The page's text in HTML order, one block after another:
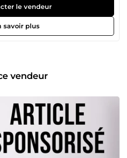
ComeUp. Mon objectif est
puissance SEO qu'il mérite,
fortunes. 🔥 Pourquoi faire
meilleur rapport qualité/prix de
Authority (DA). Je maîtrise les
la crédibilité de votre
Toutes mes méthodes de
conçues pour être naturelles et
&amp; Fiabilité : Déjà
avec succès sur la
réguliers qui me font
et mon professionnalisme.
le vendeur
savoir plus
vendeur